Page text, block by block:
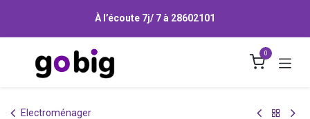
À l’écoute 7j/ 7 à 28602101
0
Electroménager